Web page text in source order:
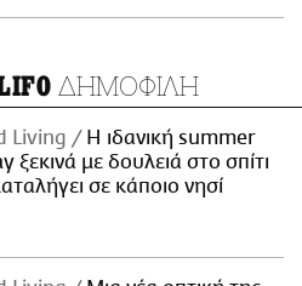
ΔΗΜΟΦΙΛΗ
Living
Η ιδανική summer
ξεκινά με δουλειά στο σπίτι
σε κάποιο νησί